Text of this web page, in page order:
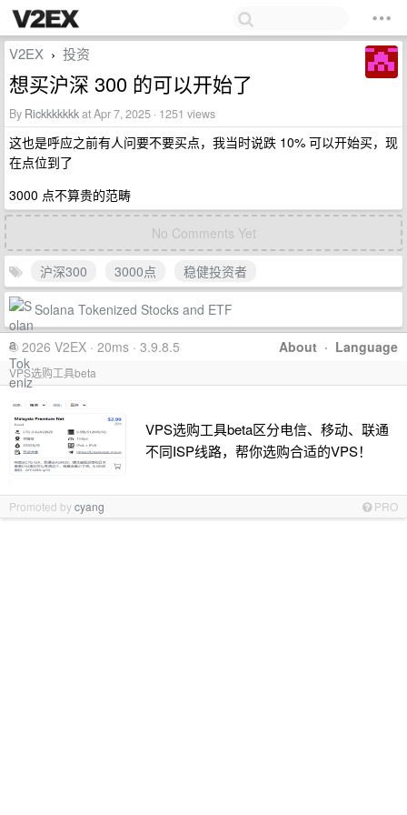
V2EX › 投资
想买沪深 300 的可以开始了
By Rickkkkkkkat Apr 7, 2025 · 1251 views
这也是呼应之前有人问要不要买点，我当时说跌 10% 可以开始买，现
在点位到了
3000 点不算贵的范畴
No Comments Yet
沪深300 3000点 稳健投资者
Solana Tokenized Stocks and ETF
About · Language
© 2026 V2EX · 20ms · 3.9.8.5
VPS选购工具beta
VPS选购工具beta区分电信、移动、联通
不同ISP线路，帮你选购合适的VPS！
Promoted bycyang PRO